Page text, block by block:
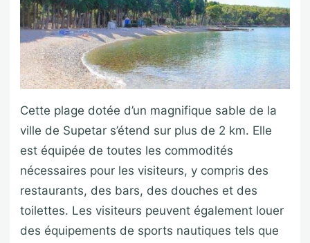
Cette plage dotée d’un magnifique sable de la
ville de Supetar s’étend sur plus de 2 km. Elle
est équipée de toutes les commodités
nécessaires pour les visiteurs, y compris des
restaurants, des bars, des douches et des
toilettes. Les visiteurs peuvent également louer
des équipements de sports nautiques tels que